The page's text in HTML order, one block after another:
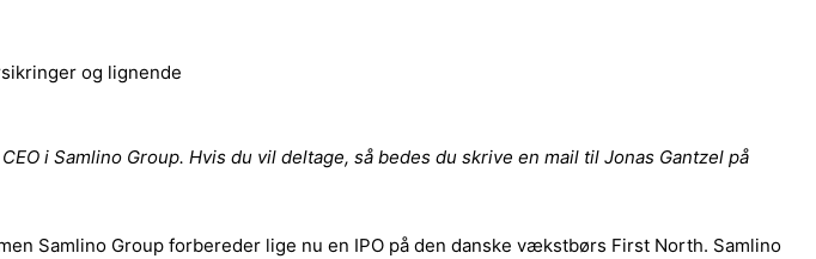
og lignende
i Samlino Group. Hvis du vil deltage, så bedes du skrive en mail til Jonas Gantzel på
Samlino Group forbereder lige nu en IPO på den danske vækstbørs First North. Samlino